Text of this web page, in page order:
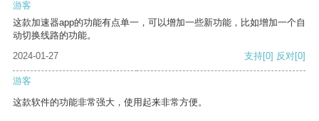
游客
这款加速器app的功能有点单一，可以增加一些新功能，比如增加一个自
动切换线路的功能。
2024-01-27
支持[0] 反对[0]
游客
这款软件的功能非常强大，使用起来非常方便。